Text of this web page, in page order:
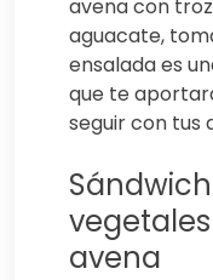
avena con
aguacate,
ensalada es
que te
seguir con tus
avena